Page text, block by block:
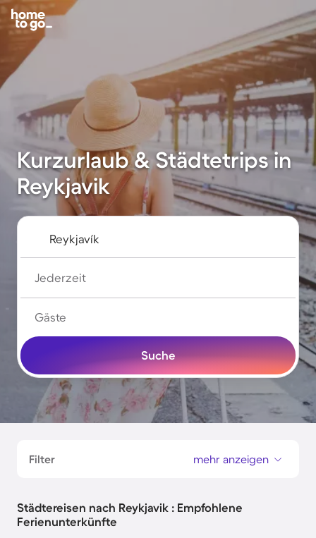
Kurzurlaub & Städtetrips in
Reykjavik
Jederzeit
Gäste
Suche
Filter mehr anzeigen
Städtereisen nach Reykjavik : Empfohlene
Ferienunterkünfte